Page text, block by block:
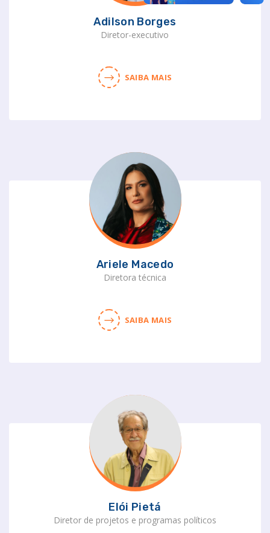
Adilson Borges
Diretor-executivo
SAIBA MAIS
Ariele Macedo
Diretora técnica
SAIBA MAIS
Elói Pietá
Diretor de projetos e programas políticos